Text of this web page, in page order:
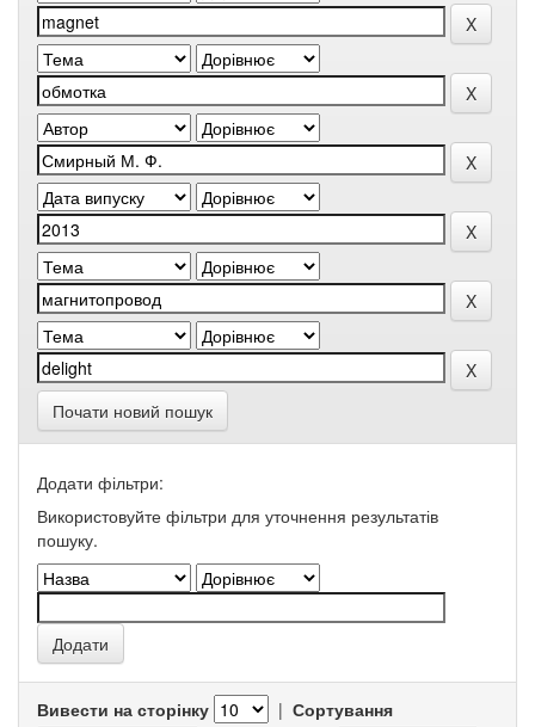
Почати новий пошук
Додати фільтри:
Використовуйте фільтри для уточнення результатів
пошуку.
Вивести на сторінку | Сортування